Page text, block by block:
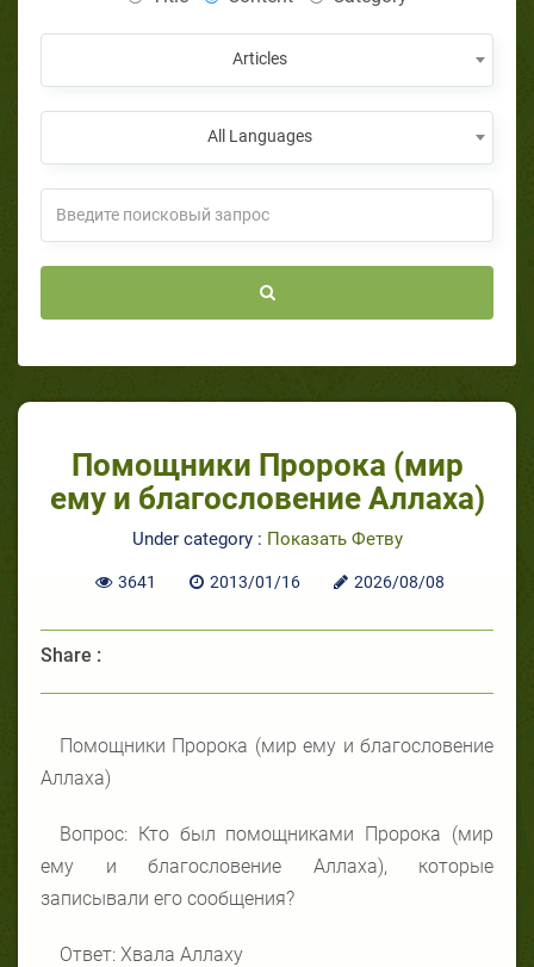
Articles
All Languages
Помощники Пророка (мир
ему и благословение Аллаха)
Under category : Показать Фетву
3641 2013/01/16 2026/08/08
Share :
Помощники Пророка (мир ему и благословение
Аллаха)
Вопрос: Кто был помощниками Пророка (мир
ему и благословение Аллаха), которые
записывали его сообщения?
Ответ: Хвала Аллаху